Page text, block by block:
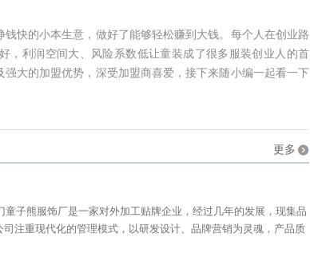
快的小本生意，做好了能够轻松赚到大钱。每个人在创业路
，利润空间大、风险系数低让童装成了很多服装创业人的首
大的加盟优势，深受加盟商喜爱，接下来随小编一起看一下
更多
子熊服饰厂是一家对外加工贴牌企业，经过几年的发展，现集品
注重现代化的管理模式，以研发设计、品牌营销为灵魂，产品质